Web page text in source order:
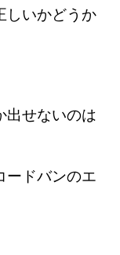
しいかどうか
出せないのは
ードバンのエ